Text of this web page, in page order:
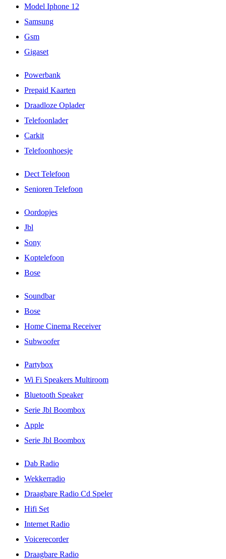
Model Iphone 12
Samsung
Gsm
Gigaset
Powerbank
Prepaid Kaarten
Draadloze Oplader
Telefoonlader
Carkit
Telefoonhoesje
Dect Telefoon
Senioren Telefoon
Oordopjes
Jbl
Sony
Koptelefoon
Bose
Soundbar
Bose
Home Cinema Receiver
Subwoofer
Partybox
Wi Fi Speakers Multiroom
Bluetooth Speaker
Serie Jbl Boombox
Apple
Serie Jbl Boombox
Dab Radio
Wekkerradio
Draagbare Radio Cd Speler
Hifi Set
Internet Radio
Voicerecorder
Draagbare Radio